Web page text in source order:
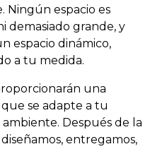
Ningún espacio es
demasiado grande, y
espacio dinámico,
a tu medida.
una
se adapte a tu
Después de la
entregamos,